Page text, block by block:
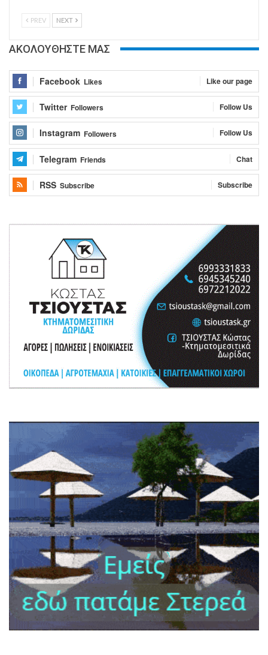
PREV NEXT
ΑΚΟΛΟΥΘΗΣΤΕ ΜΑΣ
Facebook Likes Like our page
Twitter Followers Follow Us
Instagram Followers Follow Us
Telegram Friends Chat
RSS Subscribe Subscribe